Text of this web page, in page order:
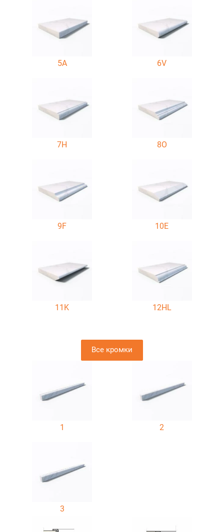
5A 6V
7H 8O
9F 10E
11K 12HL
Все кромки
1 2
3